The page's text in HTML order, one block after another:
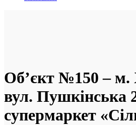
Об’єкт №150 – м.
вул. Пушкінська
супермаркет